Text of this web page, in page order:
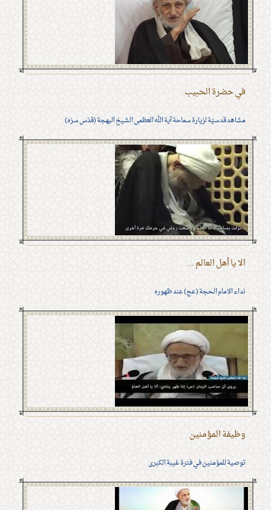
في حضرة الحبيب
مشاهد قدسيّة لزيارة سماحة آية الله العظمى الشيخ البهجة (قدّس سرّه)
الا يا أهل العالم ...
نداء الامام الحجة (عج) عند ظهوره
وظيفة المؤمنين
توصية للمؤمنين في فترة غيبة الكبرى